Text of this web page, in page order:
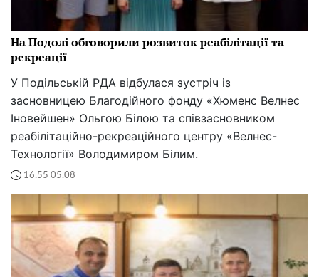
На Подолі обговорили розвиток реабілітації та
рекреації
У Подільській РДА відбулася зустріч із
засновницею Благодійного фонду «Хюменс Велнес
Іновейшен» Ольгою Білою та співзасновником
реабілітаційно-рекреаційного центру «Велнес-
Технології» Володимиром Білим.
16:55 05.08